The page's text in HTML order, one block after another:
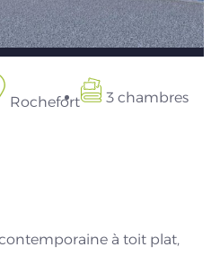
Rochefort 3 chambres
à toit plat,